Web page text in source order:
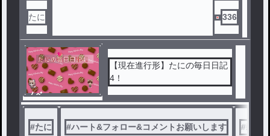
たに 336
ノベ
ル
【現在進行形】たにの毎日日記
4！
#たに #ハート&フォロー&コメントお願いします #